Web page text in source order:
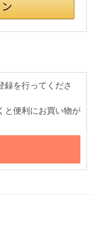
録を行ってくださ
と便利にお買い物が